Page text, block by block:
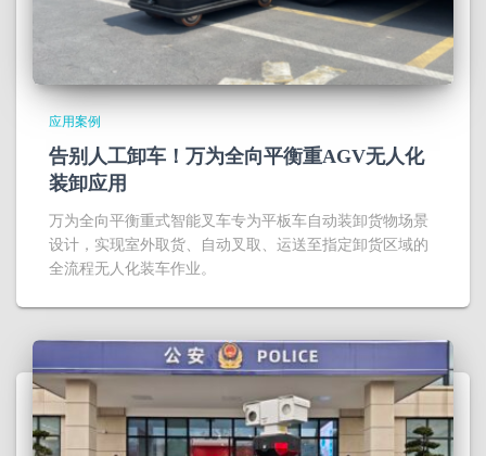
应用案例
告别人工卸车！万为全向平衡重AGV无人化
装卸应用
万为全向平衡重式智能叉车专为平板车自动装卸货物场景
设计，实现室外取货、自动叉取、运送至指定卸货区域的
全流程无人化装车作业。